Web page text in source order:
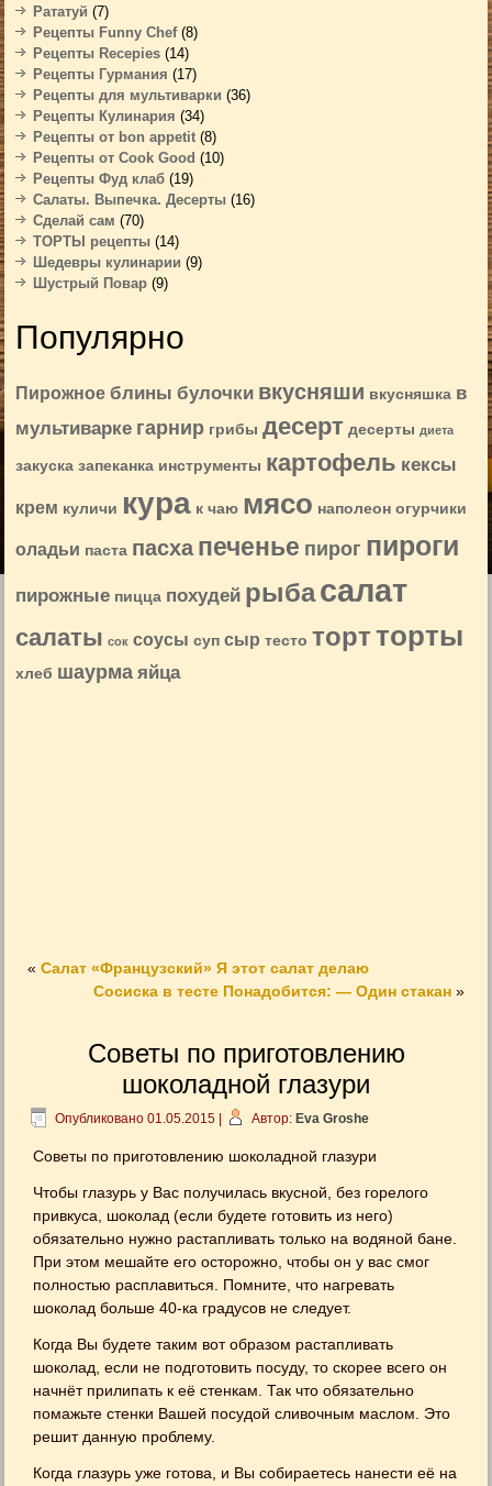
Рататуй (7)
Рецепты Funny Chef(8)
Рецепты Recepies (14)
Рецепты Гурмания (17)
Рецепты для мультиварки (36)
Рецепты Кулинария (34)
Рецепты от bon appetit (8)
Рецепты от Cook Good (10)
Рецепты Фуд клаб (19)
Салаты. Выпечка. Десерты (16)
Сделай сам (70)
ТОРТЫ рецепты (14)
Шедевры кулинарии (9)
Шустрый Повар (9)
Популярно
Пирожное блины булочки вкусняши вкусняшка в
мультиварке гарнир грибы десерт десерты диета
закуска запеканка инструменты картофель кексы
крем куличи кура к чаю мясо наполеон огурчики
оладьи паста пасха печенье пирог пироги
пирожные пицца похудей рыбасалат
салаты сок соусы суп сыр тесто торт торты
хлеб шаурма яйца
«Салат «Французский» Я этот салат делаю
Сосиска в тесте Понадобится: — Один стакан»
Советы по приготовлению
шоколадной глазури
Опубликовано 01.05.2015 Автор: Eva Groshe
Советы по приготовлению шоколадной глазури
Чтобы глазурь у Вас получилась вкусной, без горелого
привкуса, шоколад (если будете готовить из него)
обязательно нужно растапливать только на водяной бане.
При этом мешайте его осторожно, чтобы он у вас смог
полностью расплавиться. Помните, что нагревать
шоколад больше 40-ка градусов не следует.
Когда Вы будете таким вот образом растапливать
шоколад, если не подготовить посуду, то скорее всего он
начнёт прилипать к её стенкам. Так что обязательно
помажьте стенки Вашей посудой сливочным маслом. Это
решит данную проблему.
Когда глазурь уже готова, и Вы собираетесь нанести её на